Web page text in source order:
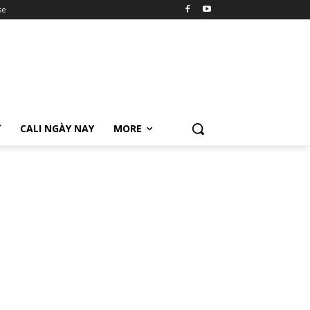
CALI NGÀY NAY MORE